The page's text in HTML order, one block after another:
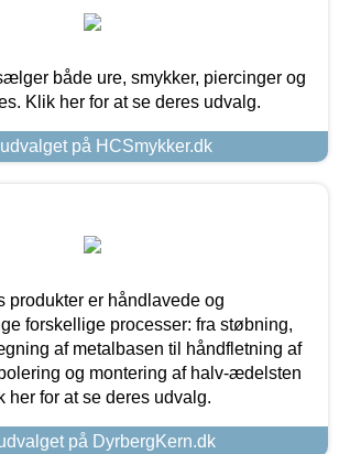
både ure, smykker, piercinger og
Klik her for at se deres udvalg.
på HCSmykker.dk
produkter er håndlavede og
forskellige processer: fra støbning,
af metalbasen til håndfletning af
og montering af halv-ædelsten
her for at se deres udvalg.
på DyrbergKern.dk